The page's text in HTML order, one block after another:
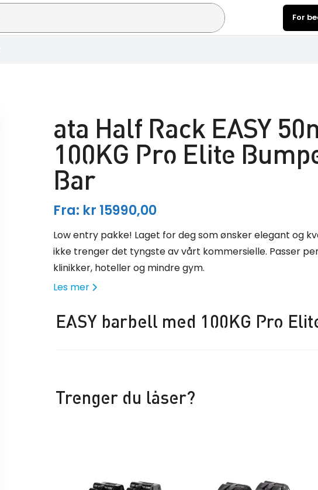
For
ata Half Rack EASY
100KG Pro Elite
Bar
Fra: kr 15990,00
Low entry pakke! Laget for deg som ønsker elegant og
ikke trenger det tyngste av vårt kommersielle. Passer
klinikker, hoteller og mindre gym.
Les mer
EASY barbell med 100KG Pro
Trenger du låser?